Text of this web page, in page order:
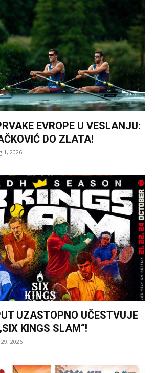
EVROPE U VESLANJU:
DO ZLATA!
1, 2026
UZASTOPNO UČESTVUJE
KINGS SLAM“!
2026